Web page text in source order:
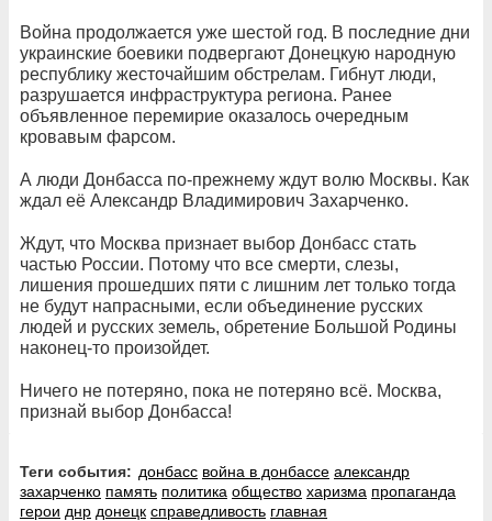
Война продолжается уже шестой год. В последние дни
украинские боевики подвергают Донецкую народную
республику жесточайшим обстрелам. Гибнут люди,
разрушается инфраструктура региона. Ранее
объявленное перемирие оказалось очередным
кровавым фарсом.
А люди Донбасса по-прежнему ждут волю Москвы. Как
ждал её Александр Владимирович Захарченко.
Ждут, что Москва признает выбор Донбасс стать
частью России. Потому что все смерти, слезы,
лишения прошедших пяти с лишним лет только тогда
не будут напрасными, если объединение русских
людей и русских земель, обретение Большой Родины
наконец-то произойдет.
Ничего не потеряно, пока не потеряно всё. Москва,
признай выбор Донбасса!
Теги события: донбасс война в донбассе александр
захарченко память политика общество харизма пропаганда
герои днр донецк справедливость главная